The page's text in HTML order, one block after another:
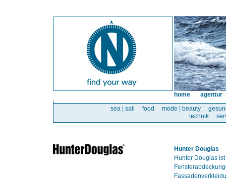
sea | sail food mode | beauty
technik
home agentur
Hunter Douglas
Hunter Douglas